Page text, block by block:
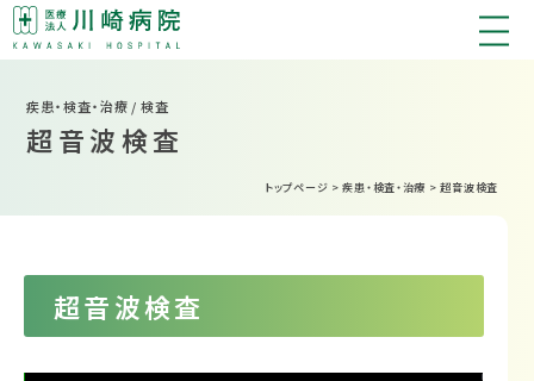
疾患・検査・治療 / 検査
超音波検査
トップページ >疾患・検査・治療 >超音波検査
超音波検査